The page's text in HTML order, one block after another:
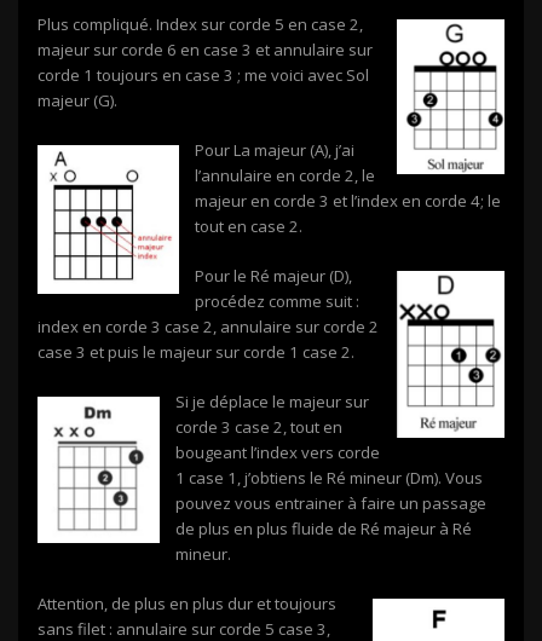
Plus compliqué. Index sur corde 5 en case 2,
majeur sur corde 6 en case 3 et annulaire sur
corde 1 toujours en case 3 ; me voici avec Sol
majeur (G).
Pour La majeur (A), j’ai
l’annulaire en corde 2, le
majeur en corde 3 et l’index en corde 4; le
tout en case 2.
Pour le Ré majeur (D),
procédez comme suit :
index en corde 3 case 2, annulaire sur corde 2
case 3 et puis le majeur sur corde 1 case 2.
Si je déplace le majeur sur
corde 3 case 2, tout en
bougeant l’index vers corde
1 case 1, j’obtiens le Ré mineur (Dm). Vous
pouvez vous entrainer à faire un passage
de plus en plus fluide de Ré majeur à Ré
mineur.
Attention, de plus en plus dur et toujours
sans filet : annulaire sur corde 5 case 3,